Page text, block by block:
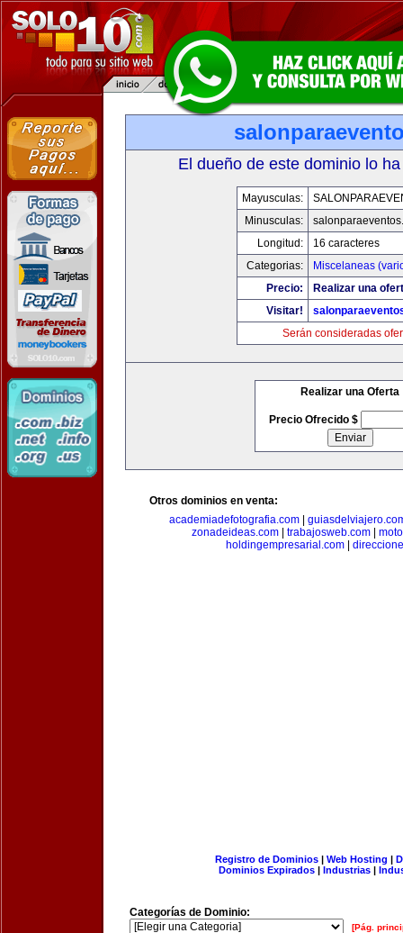
El dueño de este dominio lo
Mayusculas:
Minusculas:
Longitud:
16 caracteres
Categorias:
Miscelaneas
Precio:
Realizar una
Visitar!
Serán consideradas
Realizar una Oferta
Precio Ofrecido $
Otros dominios en venta:
academiadefotografia.com|
zonadeideas.com
trabajosweb.com
holdingempresarial.com|
Registro de Dominios| Web Hosting |
Dominios Expirados | Industrias |
Categorías de Dominio:
[Pág.